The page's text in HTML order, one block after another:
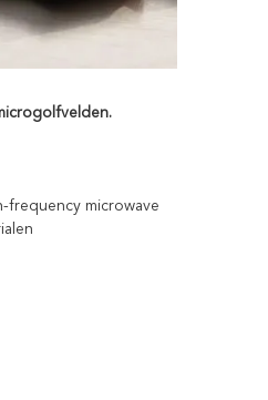
frequency microwave